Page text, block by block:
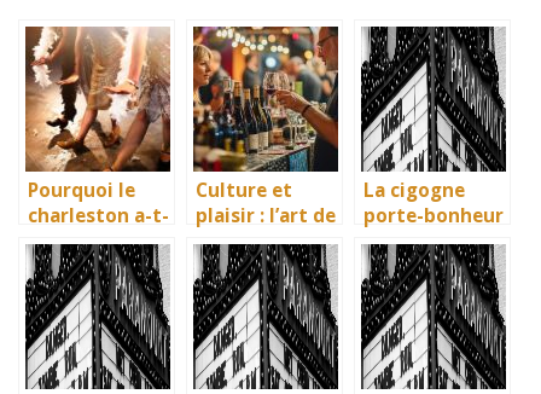
Pourquoi le
charleston a-t-
il fait fureur et
qu’est-ce que
c’est ?
Culture et
plaisir : l’art de
la dégustation
à la foire aux
vins
La cigogne
porte-bonheur
: que dit la
légende ? Son
influence dans
la littérature
enfantine